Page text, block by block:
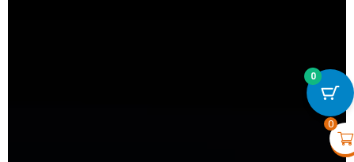
0
0
LightSwitch (1-gang) -